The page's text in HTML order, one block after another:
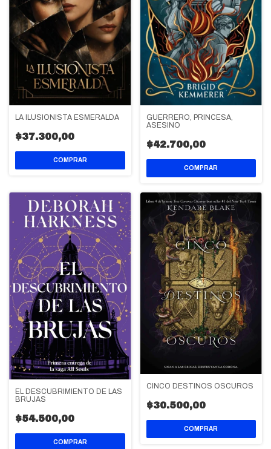
LA ILUSIONISTA ESMERALDA
$37.300,00
GUERRERO, PRINCESA,
ASESINO
$42.700,00
EL DESCUBRIMIENTO DE LAS
BRUJAS
$54.500,00
CINCO DESTINOS OSCUROS
$30.500,00